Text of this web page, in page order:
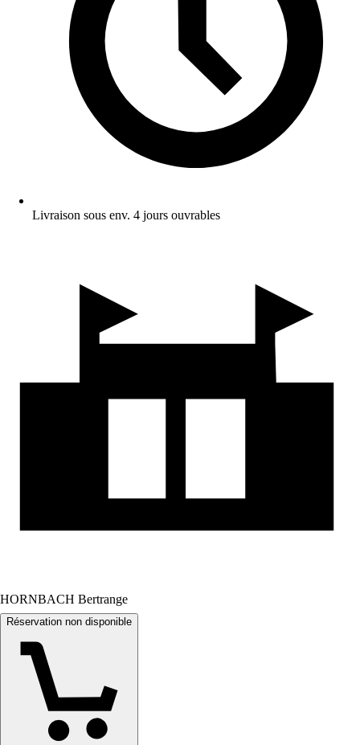
Livraison sous env. 4 jours ouvrables
HORNBACH Bertrange
Réservation non disponible